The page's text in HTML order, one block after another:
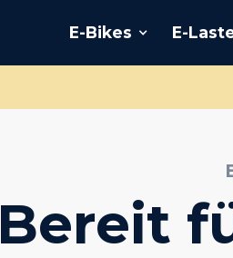
E-Bikes E-
Bereit